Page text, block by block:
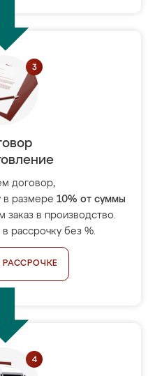
договор,
в размере 10% от суммы
заказ в производство.
рассрочку без %.